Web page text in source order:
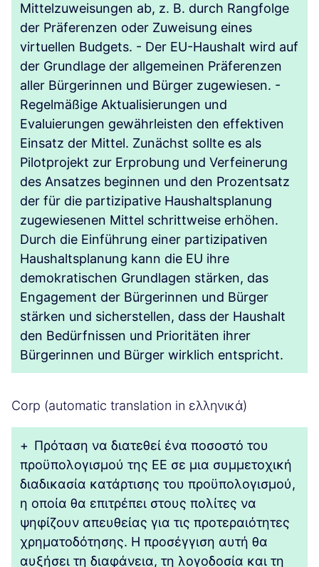
Mittelzuweisungen ab, z. B. durch Rangfolge
der Präferenzen oder Zuweisung eines
virtuellen Budgets. - Der EU-Haushalt wird auf
der Grundlage der allgemeinen Präferenzen
aller Bürgerinnen und Bürger zugewiesen. -
Regelmäßige Aktualisierungen und
Evaluierungen gewährleisten den effektiven
Einsatz der Mittel. Zunächst sollte es als
Pilotprojekt zur Erprobung und Verfeinerung
des Ansatzes beginnen und den Prozentsatz
der für die partizipative Haushaltsplanung
zugewiesenen Mittel schrittweise erhöhen.
Durch die Einführung einer partizipativen
Haushaltsplanung kann die EU ihre
demokratischen Grundlagen stärken, das
Engagement der Bürgerinnen und Bürger
stärken und sicherstellen, dass der Haushalt
den Bedürfnissen und Prioritäten ihrer
Bürgerinnen und Bürger wirklich entspricht.
Corp (automatic translation in ελληνικά)
+ Πρόταση να διατεθεί ένα ποσοστό του
προϋπολογισμού της ΕΕ σε μια συμμετοχική
διαδικασία κατάρτισης του προϋπολογισμού,
η οποία θα επιτρέπει στους πολίτες να
ψηφίζουν απευθείας για τις προτεραιότητες
χρηματοδότησης. Η προσέγγιση αυτή θα
αυξήσει τη διαφάνεια, τη λογοδοσία και τη